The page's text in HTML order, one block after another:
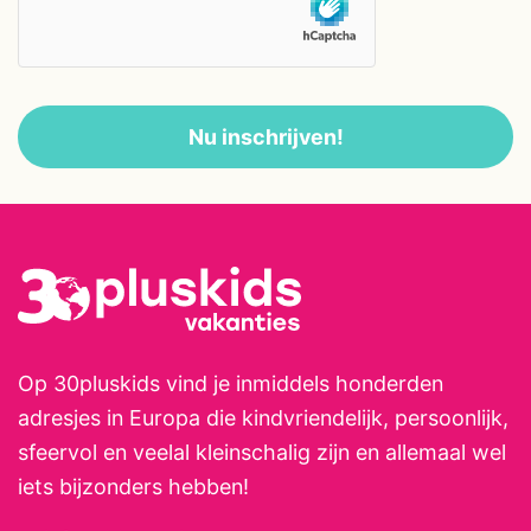
vakantiehuizen hebben een eigen
tuin of privézwembad, waardoor
je veel privacy hebt. Op het
landgoed zelf is veel te doen.
Rond de meertjes liggen
strandjes, een speeleiland en
tennis, padel, voetbal,
beachvolleybal en jeu-de-boules.
buitenzwembaden verspreid
over het terrein en een 9-holes
golfbaan die door het landschap
loopt. Wandel- en fietspaden
Nu inschrijven!
Op 30pluskids vind je inmiddels honderden
adresjes in Europa die kindvriendelijk, persoonlijk,
sfeervol en veelal kleinschalig zijn en allemaal wel
iets bijzonders hebben!